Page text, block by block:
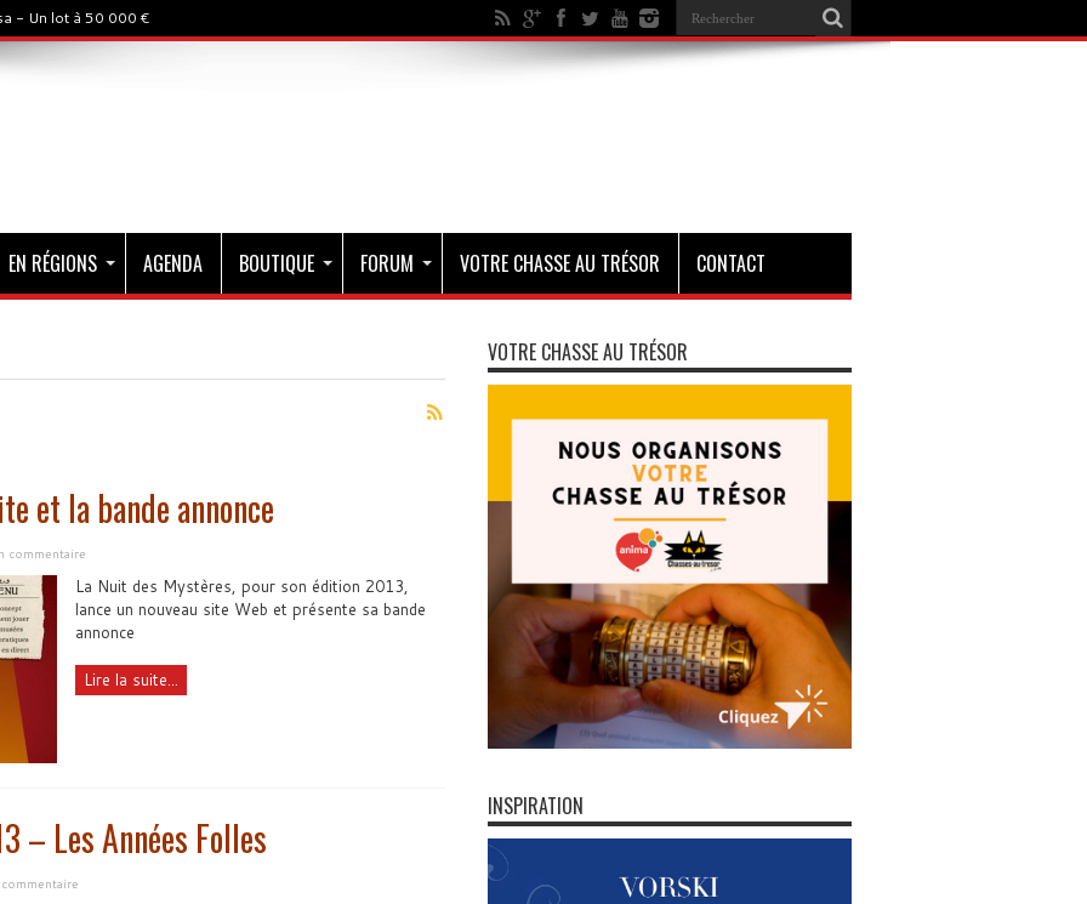
- Un lot à 50 000 €
EN RÉGIONS AGENDA BOUTIQUE FORUM VOTRE CHASSE AU TRÉSOR CONTACT
et la bande annonce
commentaire
La Nuit des Mystères, pour son édition 2013,
lance un nouveau site Web et présente sa bande
annonce
Lire la suite...
– Les Années Folles
commentaire
VOTRE CHASSE AU TRÉSOR
INSPIRATION